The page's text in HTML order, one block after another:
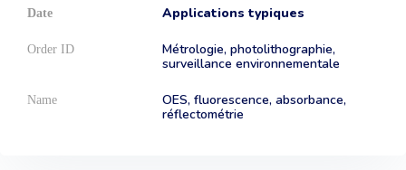
Applications typiques
Métrologie, photolithographie,
surveillance environnementale
OES, fluorescence, absorbance,
réflectométrie